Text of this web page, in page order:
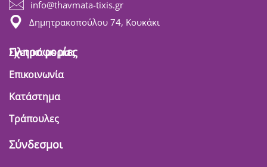
info@thavmata-tixis.gr
Δημητρακοπούλου 74, Κουκάκι
Πληροφορίες
Σχετικά με μας
Επικοινωνία
Κατάστημα
Τράπουλες
Σύνδεσμοι